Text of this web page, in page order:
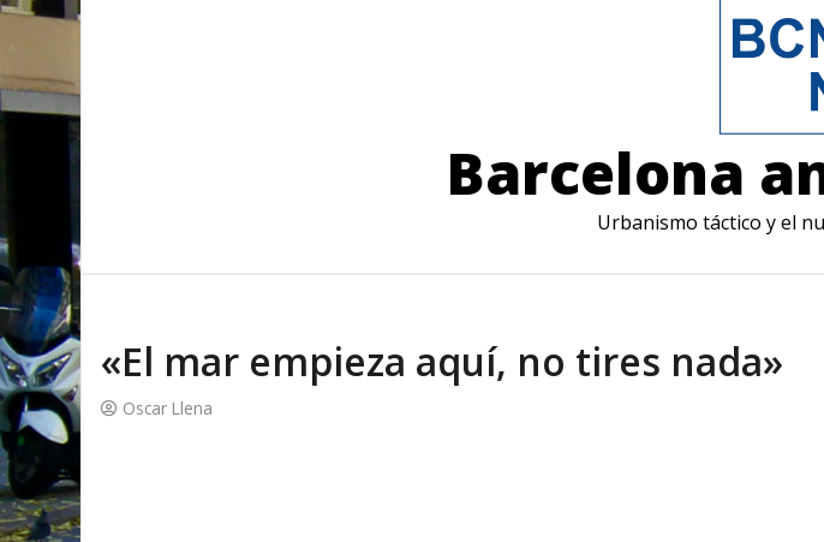
Barcelona
Urbanismo táctico y el
«El mar empieza aquí, no tires nada»
Oscar Llena